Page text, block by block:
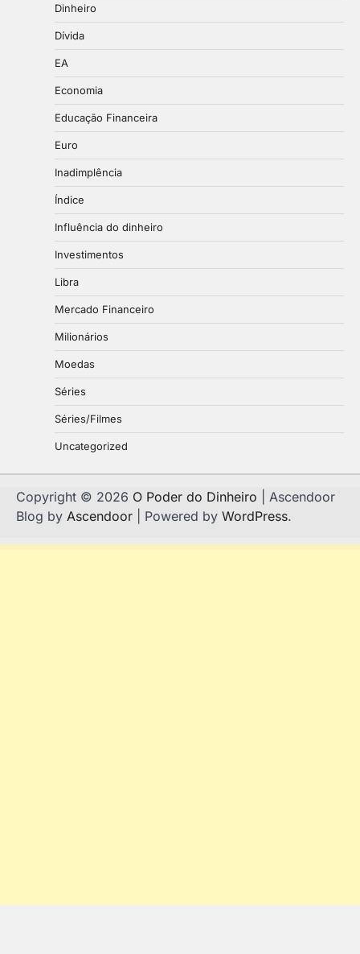
Dinheiro
Dívida
EA
Economia
Educação Financeira
Euro
Inadimplência
Índice
Influência do dinheiro
Investimentos
Libra
Mercado Financeiro
Milionários
Moedas
Séries
Séries/Filmes
Uncategorized
Copyright © 2026 O Poder do Dinheiro | Ascendoor
Blog by Ascendoor | Powered by WordPress.